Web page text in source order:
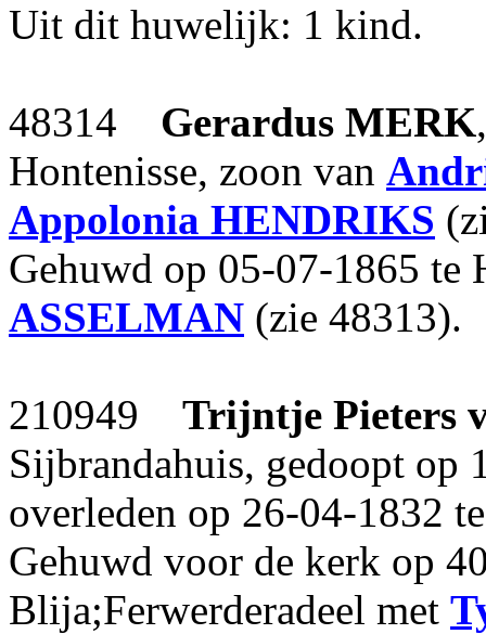
Uit dit huwelijk: 1 kind.
48314 Gerardus MERK
Hontenisse, zoon van
Appolonia HENDRIKS
Gehuwd op 05-07-1865 te
ASSELMAN (zie 48313).
210949 Trijntje Pieters
Sijbrandahuis, gedoopt op
overleden op 26-04-1832
Gehuwd voor de kerk op
Blija;Ferwerderadeel met